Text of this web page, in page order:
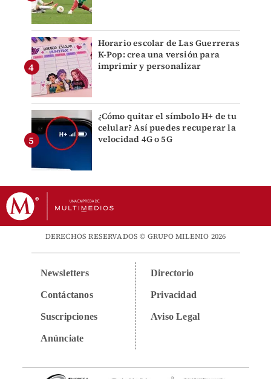
Horario escolar de Las Guerreras
K-Pop: crea una versión para
imprimir y personalizar
¿Cómo quitar el símbolo H+ de tu
celular? Así puedes recuperar la
velocidad 4G o 5G
DERECHOS RESERVADOS © GRUPO MILENIO 2026
Newsletters
Contáctanos
Suscripciones
Anúnciate
Directorio
Privacidad
Aviso Legal